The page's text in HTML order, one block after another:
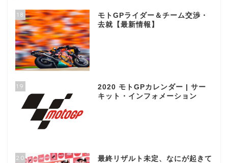
18
モトGPライダー＆チーム交渉・
去就【最新情報】
19
2020 モトGPカレンダー | サー
キット・インフォメーション
20
最終リザルト未定、なにが起きて